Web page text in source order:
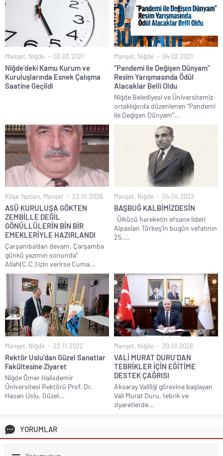
Manşet, Niğde 03.03.2021
Niğde’deki Kamu Kurum ve
Kuruluşlarında Esnek Çalışma
Saatine Geçildi
Manşet, Niğde 04.02.2021
“Pandemi ile Değişen Dünyam”
Resim Yarışmasında Ödül
Alacaklar Belli Oldu
Niğde Belediyesi ve Üniversitemiz
ortaklığında düzenlenen “Pandemi
ile Değişen Dünyam”...
Köşe Yazıları, Manşet 23.01.2026
ASÜ KURULUŞA GÖKTEN
ZEMBİLLE DEĞİL
GÖNÜLLÜLERİN BİN BİR
EMEKLERİYLE HAZIRLANDI
Çarşamba’dan devam. Çarşamba
günkü yazımın sonunda”
Allah(C.C.) izin verirse Cuma...
Manşet, Niğde 04.04.2022
BAŞBUĞ KALBİMİZDESİN
Ülkücü hareketin efsane lideri
Alpaslan Türkeş’in bugün vefatının
25....
Manşet, Niğde 22.11.2022
Rektör Uslu’dan Güzel Sanatlar
Fakültesine Ziyaret
Niğde Ömer Halisdemir
Üniversitesi Rektörü Prof. Dr.
Hasan Uslu, Güzel...
Manşet, Niğde 20.01.2026
VALİ MURAT DURU’DAN
TEBRİKLER İÇİN EĞİTİME
DESTEK ÇAĞRISI
Aksaray Valiliği görevine başlayan
Vali Murat Duru, tebrik ve
ziyaretlerde...
YORUMLAR